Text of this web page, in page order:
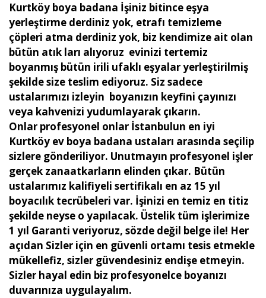
Kurtköy boya badana İşiniz bitince eşya
yerleştirme derdiniz yok, etrafı temizleme
çöpleri atma derdiniz yok, biz kendimize ait olan
bütün atık ları alıyoruz evinizi tertemiz
boyanmış bütün irili ufaklı eşyalar yerleştirilmiş
şekilde size teslim ediyoruz. Siz sadece
ustalarımızı izleyin boyanızın keyfini çayınızı
veya kahvenizi yudumlayarak çıkarın.
Onlar profesyonel onlar İstanbulun en iyi
Kurtköy ev boya badana ustaları arasında seçilip
sizlere gönderiliyor. Unutmayın profesyonel işler
gerçek zanaatkarların elinden çıkar. Bütün
ustalarımız kalifiyeli sertifikalı en az 15 yıl
boyacılık tecrübeleri var. İşinizi en temiz en titiz
şekilde neyse o yapılacak. Üstelik tüm işlerimize
1 yıl Garanti veriyoruz, sözde değil belge ile! Her
açıdan Sizler için en güvenli ortamı tesis etmekle
mükellefiz, sizler güvendesiniz endişe etmeyin.
Sizler hayal edin biz profesyonelce boyanızı
duvarınıza uygulayalım.